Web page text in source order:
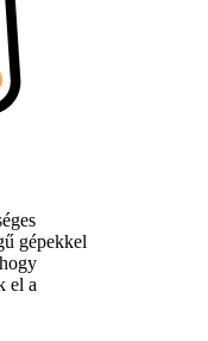
gépekkel
el a